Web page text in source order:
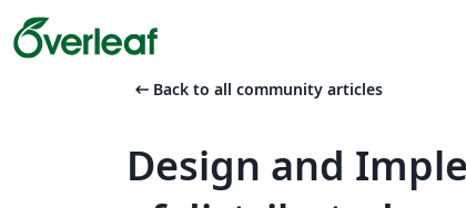
arrow_left_alt Back to all community articles
Design and